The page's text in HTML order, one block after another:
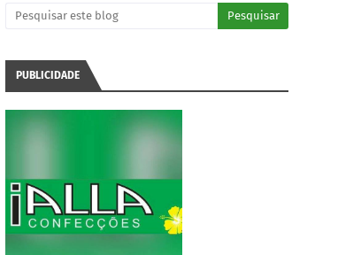
PUBLICIDADE